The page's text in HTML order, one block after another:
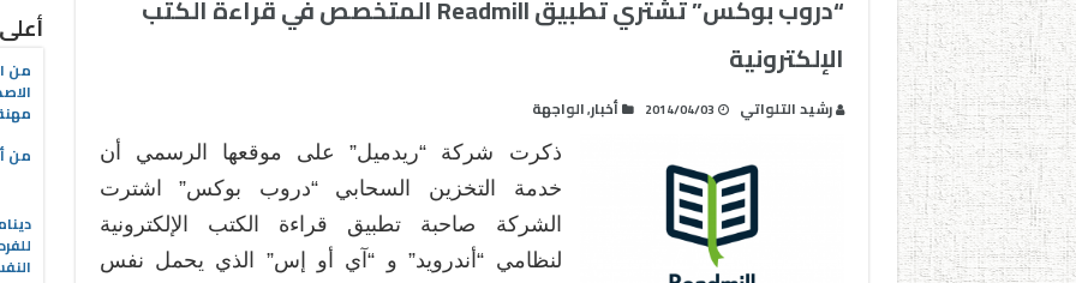
“دروب بوكس” تشتري تطبيق Readmill المتخصص في قراءة الكتب
الإلكترونية
رشيد التلواتي 2014/04/03 أخبار,الواجهة
ذكرت شركة “ريدميل” على موقعها الرسمي أن
خدمة التخزين السحابي “دروب بوكس” اشترت
الشركة صاحبة تطبيق قراءة الكتب الإلكترونية
لنظامي “أندرويد” و “آي أو إس” الذي يحمل نفس
من
من